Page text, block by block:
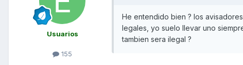
Usuarios
155
He entendido bien ? los
legales, yo suelo llevar uno
tambien sera ilegal ?